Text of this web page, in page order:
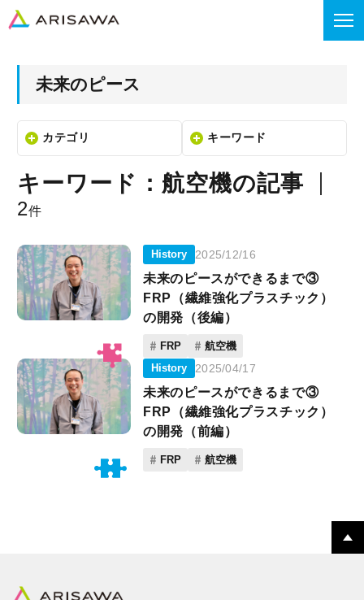
未来のピース
カテゴリ キーワード
キーワード：航空機の記事
2件
History 2025/12/16
未来のピースができるまで③
FRP（繊維強化プラスチック）
の開発（後編）
FRP
航空機
History
2025/04/17
未来のピースができるまで③
FRP（繊維強化プラスチック）
の開発（前編）
FRP 航空機